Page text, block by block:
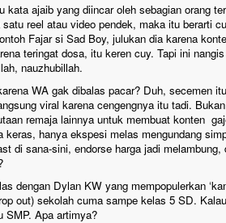
kata ajaib yang diincar oleh sebagian orang
satu reel atau video pendek, maka itu berarti
Fajar si Sad Boy, julukan dia karena
teringat dosa, itu keren cuy. Tapi ini
nauzhubillah.
WA gak dibalas pacar? Duh, secemen
viral karena cengengnya itu tadi.
remaja lainnya untuk membuat konten
keras, hanya ekspesi melas mengundang
di sana-sini, endorse harga jadi
dengan Dylan KW yang mempopulerkan
out) sekolah cuma sampe kelas 5 SD.
SMP. Apa artimya?